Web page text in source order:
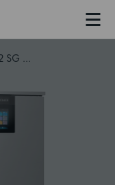
PREMIER KPS 42 SG Snabbkyl/-frys